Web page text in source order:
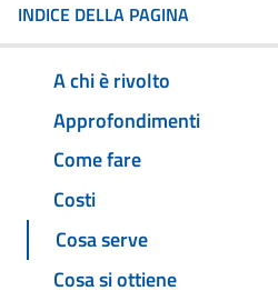
INDICE DELLA PAGINA
A chi è rivolto
Approfondimenti
Come fare
Costi
Cosa serve
Cosa si ottiene